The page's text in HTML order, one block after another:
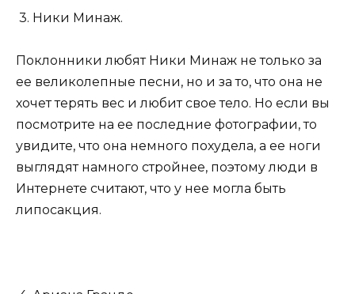
3. Ники Минаж.
Поклонники любят Ники Минаж не только за
ее великолепные песни, но и за то, что она не
хочет терять вес и любит свое тело. Но если вы
посмотрите на ее последние фотографии, то
увидите, что она немного похудела, а ее ноги
выглядят намного стройнее, поэтому люди в
Интернете считают, что у нее могла быть
липосакция.